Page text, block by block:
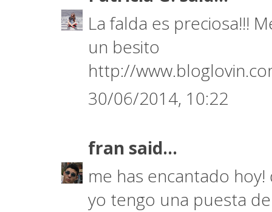
La falda es preciosa!!!
un besito
http://
30/06/2014, 10:22
fran said...
me has encantado
yo tengo una puesta